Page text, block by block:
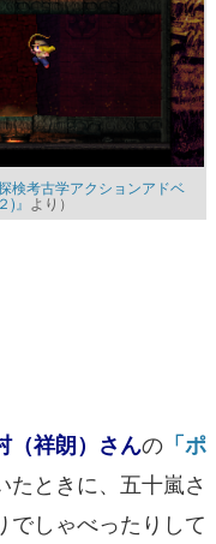
検考古学アクションアドベ
)』 より）
（祥朗）さんの 「ポ
たときに、五十嵐さ
でしゃべったりして